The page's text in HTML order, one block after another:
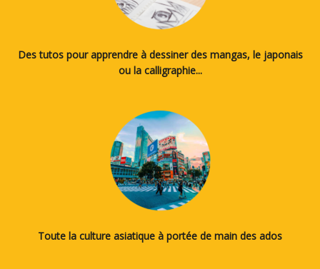
Des tutos pour apprendre à dessiner des mangas, le japonais
ou la calligraphie...
Toute la culture asiatique à portée de main des ados